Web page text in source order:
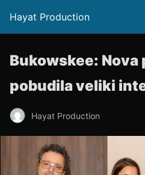
Hayat Production
Bukowskee: Nova
pobudila veliki
Hayat Production